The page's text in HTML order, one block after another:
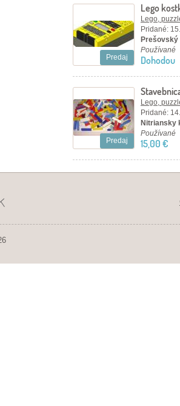
Predaj
Lego
Lego,
Pridané:
Používané
Dohodou
Predaj
Lego,
Pridané:
Nitriansky
Používané
15,00 €